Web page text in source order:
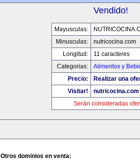
Vendido!
Mayusculas:
Minusculas:
nutricocina.com
Longitud:
11 caracteres
Categorias:
Alimentos y
Precio:
Realizar una
Visitar!
nutricocina.com
Serán consideradas
Otros dominios en venta: